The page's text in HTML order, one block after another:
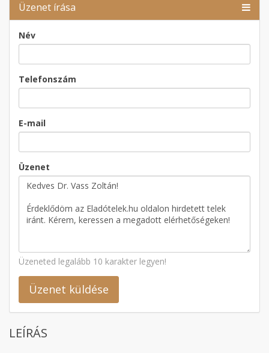
Üzenet írása
Név
Telefonszám
E-mail
Üzenet
Üzeneted legalább 10 karakter legyen!
Üzenet küldése
LEÍRÁS